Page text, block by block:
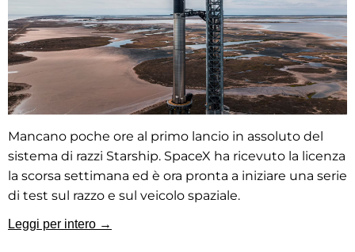
Mancano poche ore al primo lancio in assoluto del
sistema di razzi Starship. SpaceX ha ricevuto la licenza
la scorsa settimana ed è ora pronta a iniziare una serie
di test sul razzo e sul veicolo spaziale.
Leggi per intero →